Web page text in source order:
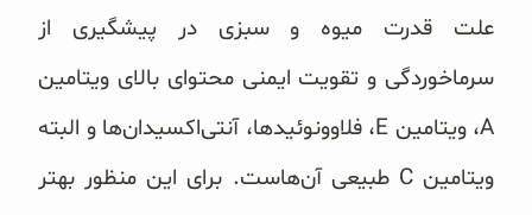
علت قدرت میوه و سبزی در پیشگیری از
سرماخوردگی و تقویت ایمنی محتوای بالای ویتامین
A، ویتامین E، فلاوونوئیدها، آنتی‌اکسیدان‌ها و البته
ویتامین C طبیعی آن‌هاست. برای این منظور بهتر